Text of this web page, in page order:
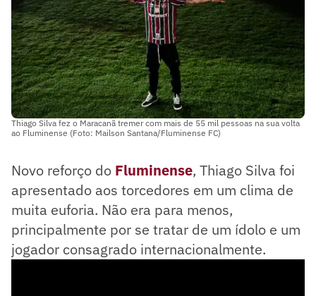
Thiago Silva fez o Maracanã tremer com mais de 55 mil pessoas na sua volta
ao Fluminense (Foto: Mailson Santana/Fluminense FC)
Novo reforço do Fluminense, Thiago Silva foi
apresentado aos torcedores em um clima de
muita euforia. Não era para menos,
principalmente por se tratar de um ídolo e um
jogador consagrado internacionalmente.